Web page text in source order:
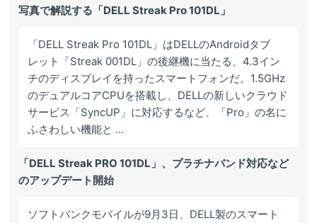
写真で解説する「DELL Streak Pro 101DL」
「DELL Streak Pro 101DL」はDELLのAndroidタブ
レット「Streak 001DL」の後継機に当たる、4.3イン
チのディスプレイを持ったスマートフォンだ。1.5GHz
のデュアルコアCPUを搭載し、DELLの新しいクラウド
サービス「SyncUP」に対応するなど、「Pro」の名に
ふさわしい機能と ...
「DELL Streak PRO 101DL」、プラチナバンド対応など
のアップデート開始
ソフトバンクモバイルが9月3日、DELL製のスマート